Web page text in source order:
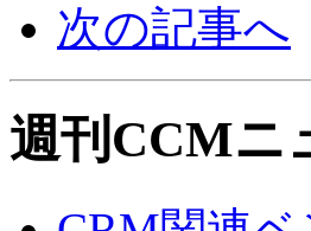
次の記事へ
週刊CCMニ